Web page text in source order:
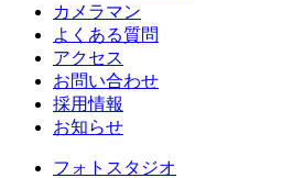
カメラマン
よくある質問
アクセス
お問い合わせ
採用情報
お知らせ
フォトスタジオ